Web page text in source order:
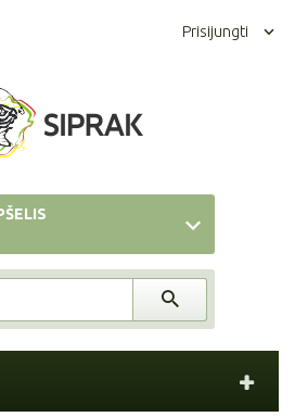
Prisijungti